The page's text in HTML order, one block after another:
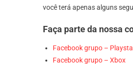
você terá apenas alguns
Faça parte da nossa
Facebook grupo –
Facebook grupo – Xbox